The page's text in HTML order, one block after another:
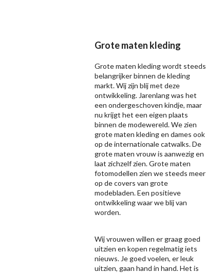
Grote maten kleding
Grote maten kleding wordt steeds
belangrijker binnen de kleding
markt. Wij zijn blij met deze
ontwikkeling. Jarenlang was het
een ondergeschoven kindje, maar
nu krijgt het een eigen plaats
binnen de modewereld. We zien
grote maten kleding en dames ook
op de internationale catwalks. De
grote maten vrouw is aanwezig en
laat zichzelf zien. Grote maten
fotomodellen zien we steeds meer
op de covers van grote
modebladen. Een positieve
ontwikkeling waar we blij van
worden.
Wij vrouwen willen er graag goed
uitzien en kopen regelmatig iets
nieuws. Je goed voelen, er leuk
uitzien, gaan hand in hand. Het is